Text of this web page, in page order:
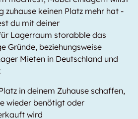
zuhause keinen Platz mehr hat -
du mit deiner
Lagerraum storabble das
Gründe, beziehungsweise
Mieten in Deutschland und
in deinem Zuhause schaffen,
wieder benötigt oder
wird